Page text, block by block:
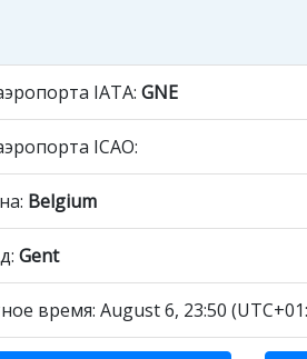
IATA: GNE
ICAO:
Belgium
Gent
время: August 6, 23:50